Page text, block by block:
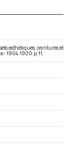
esthétiques, ceintures et
- 1904 . 1900. p. 11.